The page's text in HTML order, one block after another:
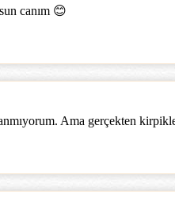
canım 😊
Ama gerçekten